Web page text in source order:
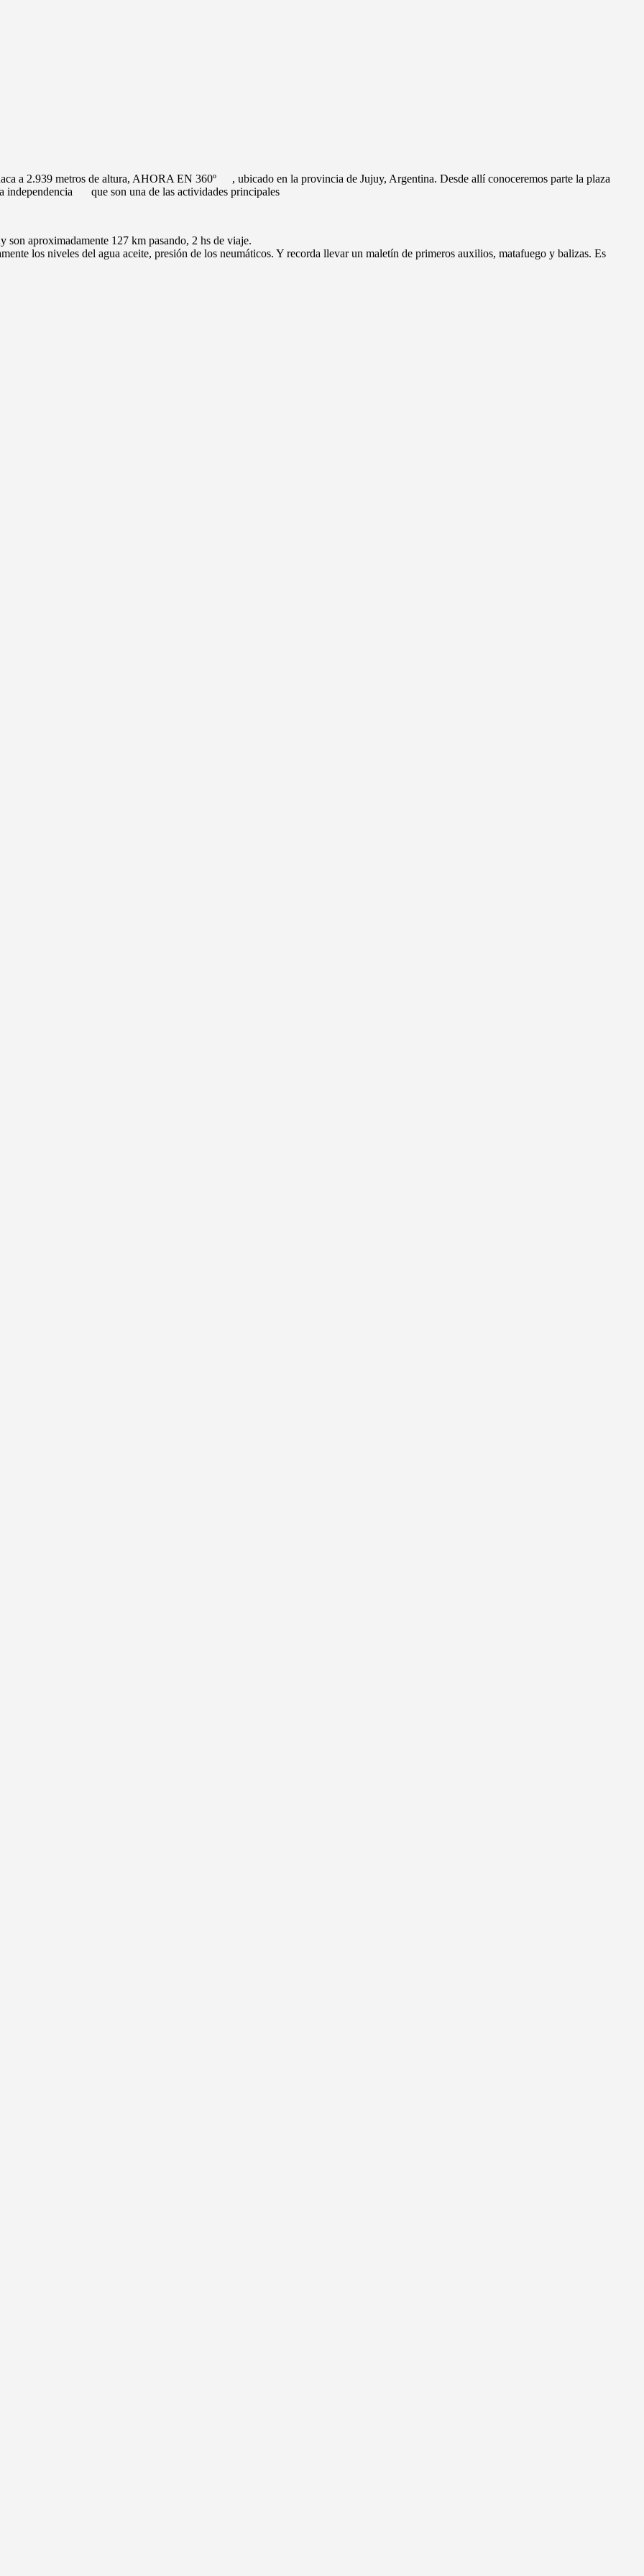
a 2.939 metros de altura, AHORA EN 360º
, ubicado en la provincia de Jujuy, Argentina. Desde allí conoceremos parte la plaza
independencia
que son una de las actividades principales
son aproximadamente 127 km pasando, 2 hs de viaje.
los niveles del agua aceite, presión de los neumáticos. Y recorda llevar un maletín de primeros auxilios, matafuego y balizas. Es